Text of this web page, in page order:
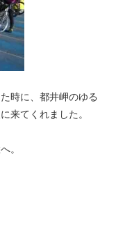
時に、都井岬のゆる
来てくれました。
。